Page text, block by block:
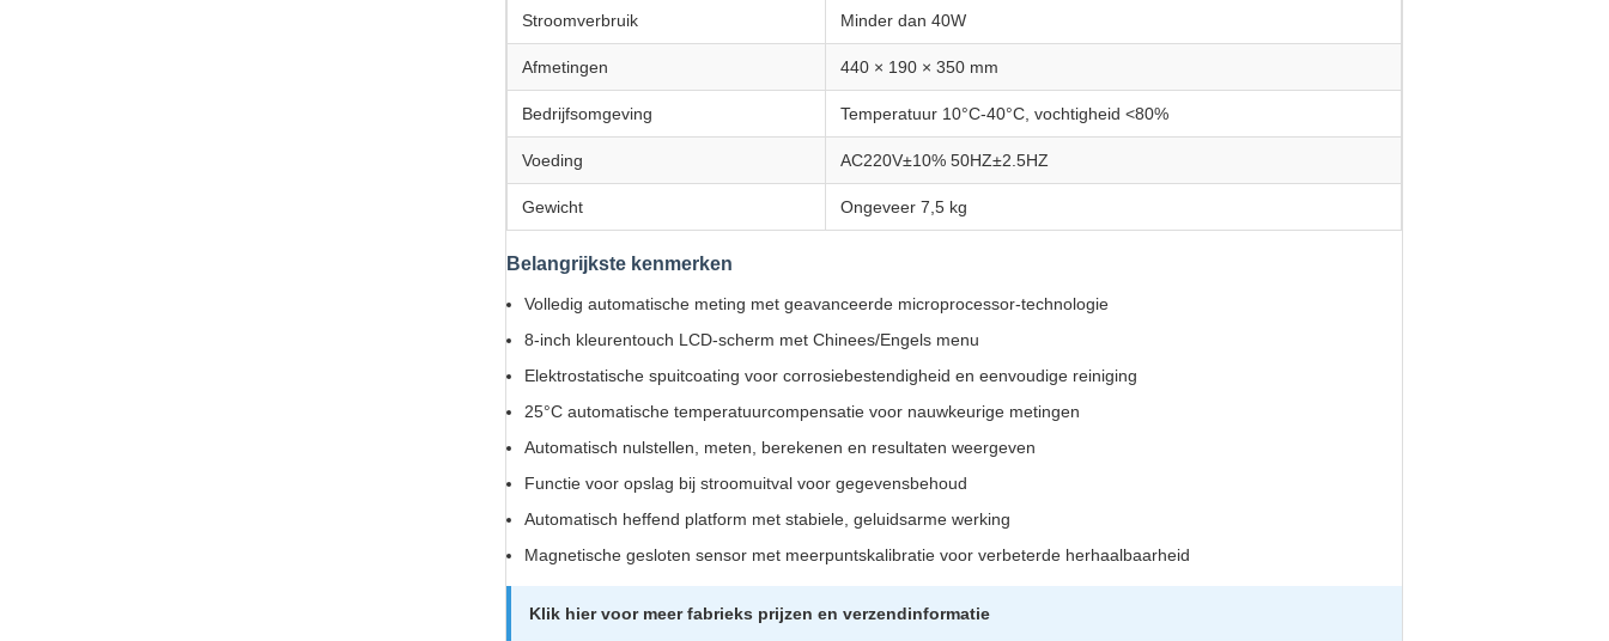
Stroomverbruik Minder dan 40W
Afmetingen 440 × 190 × 350 mm
Bedrijfsomgeving Temperatuur 10°C-40°C, vochtigheid <80%
Voeding AC220V±10% 50HZ±2.5HZ
Gewicht Ongeveer 7,5 kg
Belangrijkste kenmerken
Volledig automatische meting met geavanceerde microprocessor-technologie
8-inch kleurentouch LCD-scherm met Chinees/Engels menu
Elektrostatische spuitcoating voor corrosiebestendigheid en eenvoudige reiniging
25°C automatische temperatuurcompensatie voor nauwkeurige metingen
Automatisch nulstellen, meten, berekenen en resultaten weergeven
Functie voor opslag bij stroomuitval voor gegevensbehoud
Automatisch heffend platform met stabiele, geluidsarme werking
Magnetische gesloten sensor met meerpuntskalibratie voor verbeterde herhaalbaarheid
Klik hier voor meer fabrieks prijzen en verzendinformatie